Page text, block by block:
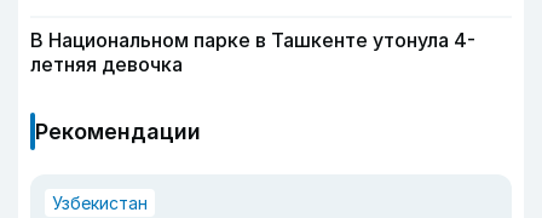
В Национальном парке в Ташкенте утонула 4-
летняя девочка
Рекомендации
Узбекистан